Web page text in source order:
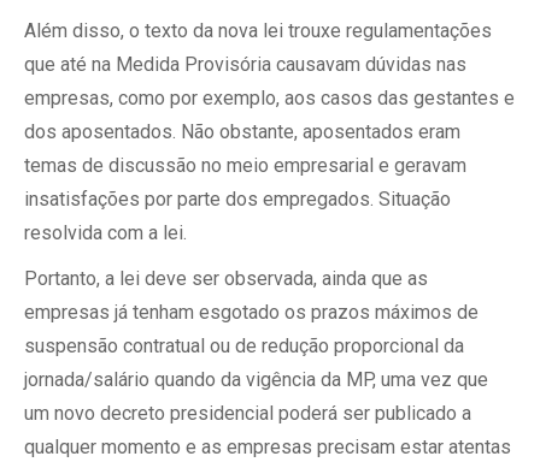
Além disso, o texto da nova lei trouxe regulamentações
que até na Medida Provisória causavam dúvidas nas
empresas, como por exemplo, aos casos das gestantes e
dos aposentados. Não obstante, aposentados eram
temas de discussão no meio empresarial e geravam
insatisfações por parte dos empregados. Situação
resolvida com a lei.
Portanto, a lei deve ser observada, ainda que as
empresas já tenham esgotado os prazos máximos de
suspensão contratual ou de redução proporcional da
jornada/salário quando da vigência da MP, uma vez que
um novo decreto presidencial poderá ser publicado a
qualquer momento e as empresas precisam estar atentas